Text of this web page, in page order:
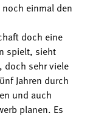
einmal den
doch eine
spielt, sieht
doch sehr viele
Jahren durch
und auch
planen. Es